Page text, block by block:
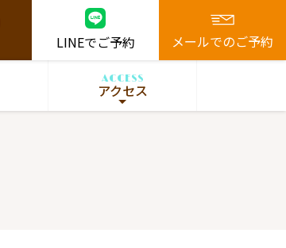
LINEでご予約 メールでのご予約
ACCESS
アクセス